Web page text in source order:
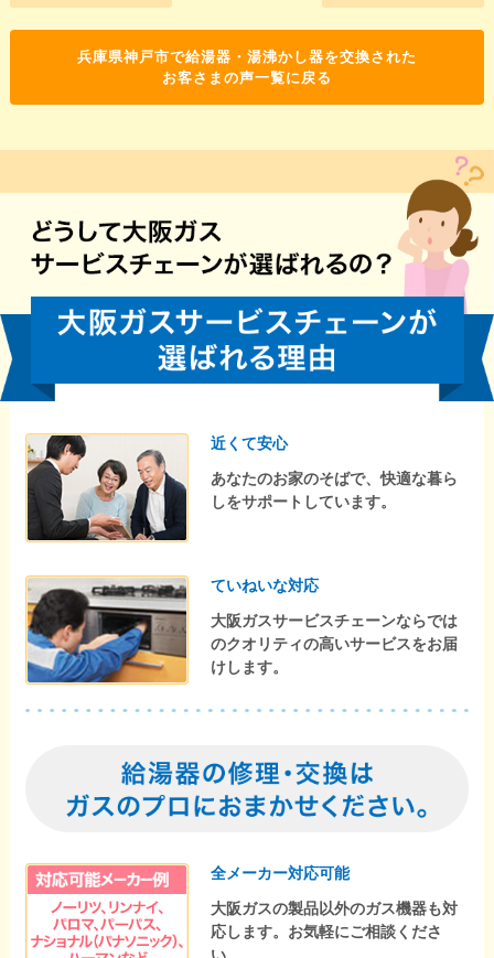
兵庫県神戸市で給湯器・湯沸かし器を交換された
お客さまの声一覧に戻る
近くて安心
あなたのお家のそばで、快適な暮ら
しをサポートしています。
ていねいな対応
大阪ガスサービスチェーンならでは
のクオリティの高いサービスをお届
けします。
全メーカー対応可能
大阪ガスの製品以外のガス機器も対
応します。お気軽にご相談くださ